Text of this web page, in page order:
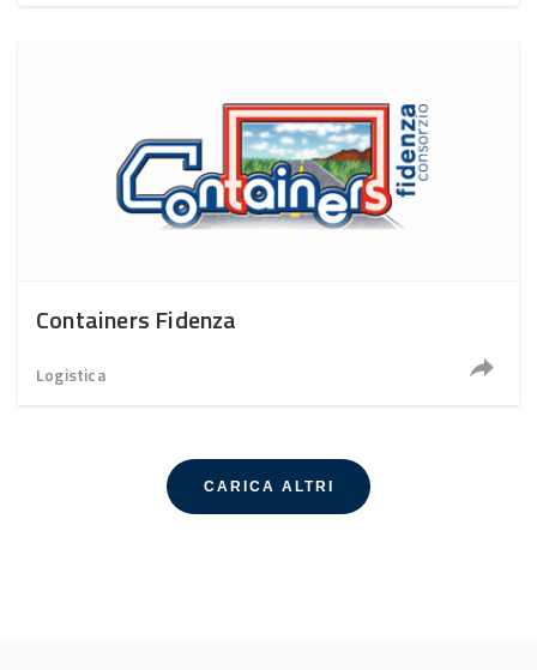
Containers Fidenza
Logistica
CARICA ALTRI